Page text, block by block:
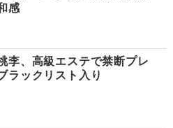
感
李、高級エステで禁断プレ
ックリスト入り